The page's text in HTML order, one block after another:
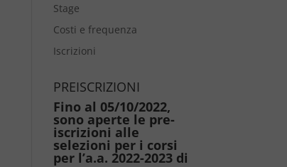
Stage
Costi e frequenza
Iscrizioni
PREISCRIZIONI
Fino al 05/10/2022,
sono aperte le pre-
iscrizioni alle
selezioni per i corsi
per l’a.a. 2022-2023 di